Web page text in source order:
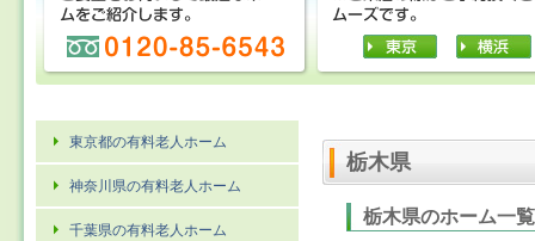
栃木県
栃木県のホーム一
東京都の有料老人ホーム
神奈川県の有料老人ホーム
千葉県の有料老人ホーム